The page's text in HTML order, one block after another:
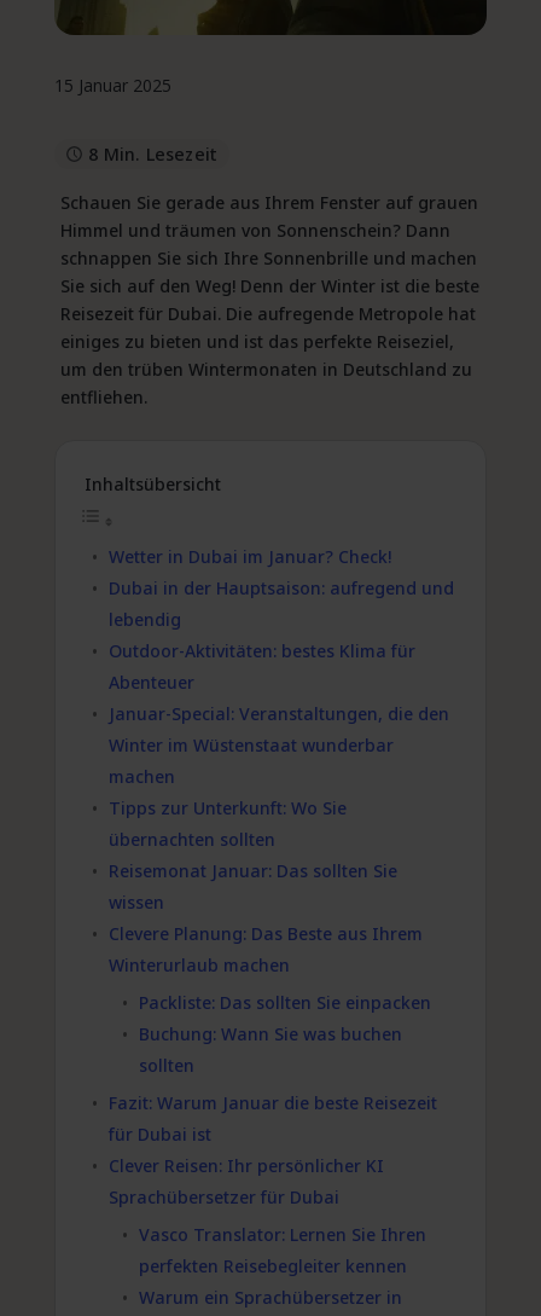
15 Januar 2025
8 Min. Lesezeit
Schauen Sie gerade aus Ihrem Fenster auf grauen
Himmel und träumen von Sonnenschein? Dann
schnappen Sie sich Ihre Sonnenbrille und machen
Sie sich auf den Weg! Denn der Winter ist die beste
Reisezeit für Dubai. Die aufregende Metropole hat
einiges zu bieten und ist das perfekte Reiseziel,
um den trüben Wintermonaten in Deutschland zu
entfliehen.
Inhaltsübersicht
Wetter in Dubai im Januar? Check!
Dubai in der Hauptsaison: aufregend und
lebendig
Outdoor-Aktivitäten: bestes Klima für
Abenteuer
Januar-Special: Veranstaltungen, die den
Winter im Wüstenstaat wunderbar
machen
Tipps zur Unterkunft: Wo Sie
übernachten sollten
Reisemonat Januar: Das sollten Sie
wissen
Clevere Planung: Das Beste aus Ihrem
Winterurlaub machen
Packliste: Das sollten Sie einpacken
Buchung: Wann Sie was buchen
sollten
Fazit: Warum Januar die beste Reisezeit
für Dubai ist
Clever Reisen: Ihr persönlicher KI
Sprachübersetzer für Dubai
Vasco Translator: Lernen Sie Ihren
perfekten Reisebegleiter kennen
Warum ein Sprachübersetzer in